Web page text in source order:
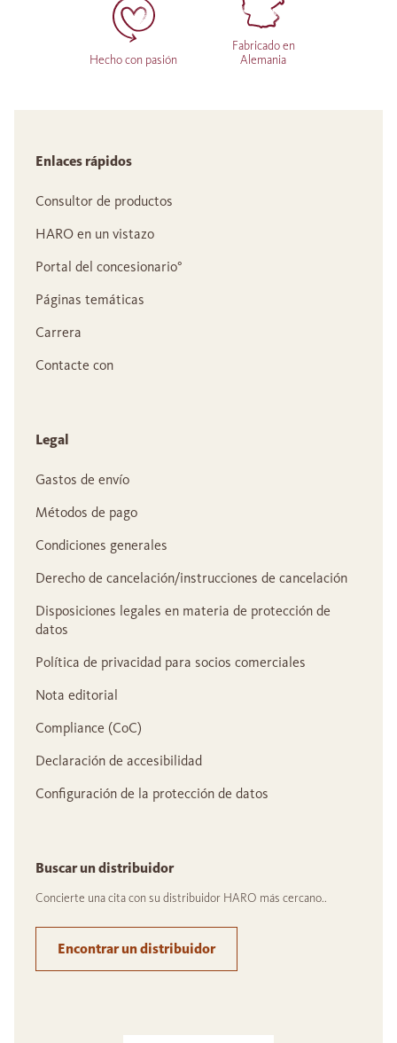
Hecho con pasión
Fabricado en
Alemania
Enlaces rápidos
Consultor de productos
HARO en un vistazo
Portal del concesionario°
Páginas temáticas
Carrera
Contacte con
Legal
Gastos de envío
Métodos de pago
Condiciones generales
Derecho de cancelación/instrucciones de cancelación
Disposiciones legales en materia de protección de
datos
Política de privacidad para socios comerciales
Nota editorial
Compliance (CoC)
Declaración de accesibilidad
Configuración de la protección de datos
Buscar un distribuidor
Concierte una cita con su distribuidor HARO más cercano..
Encontrar un distribuidor